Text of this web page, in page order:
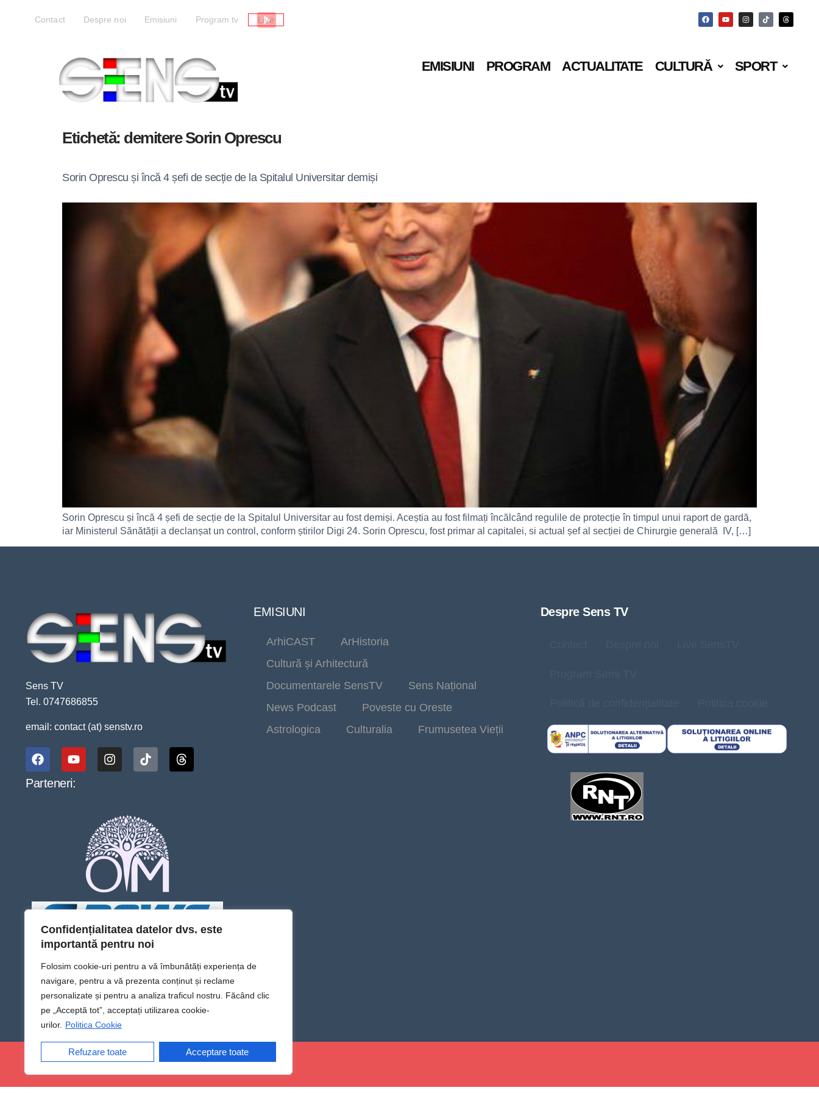
Confidențialitatea datelor dvs. este
importantă pentru noi
Folosim cookie-uri pentru a vă îmbunătăți experiența de
navigare, pentru a vă prezenta conținut și reclame
personalizate și pentru a analiza traficul nostru. Făcând clic
pe „Acceptă tot”, acceptați utilizarea cookie-
urilor. Politica Cookie
Refuzare toate Acceptare toate
Contact Despre noi Emisiuni Program tv Live
EMISIUNI PROGRAM ACTUALITATE CULTURĂ SPORT
Etichetă: demitere Sorin Oprescu
Sorin Oprescu și încă 4 șefi de secție de la Spitalul Universitar demiși
Sorin Oprescu și încă 4 șefi de secție de la Spitalul Universitar au fost demiși. Aceștia au fost filmați încălcând regulile de protecție în timpul unui raport de gardă,
iar Ministerul Sănătății a declanșat un control, conform știrilor Digi 24. Sorin Oprescu, fost primar al capitalei, si actual șef al secției de Chirurgie generală IV, […]
Sens TV
Tel. 0747686855
email: contact (at) senstv.ro
Parteneri:
EMISIUNI
ArhiCAST
ArHistoria
Cultură și Arhitectură
Documentarele SensTV
Sens Național
News Podcast
Poveste cu Oreste
Astrologica
Culturalia Frumusetea Vieții
Despre Sens TV
@Sens TV | Dă sens omului din tine!